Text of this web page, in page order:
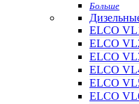
Больше
ELCO
ELCO
ELCO
ELCO
ELCO
ELCO